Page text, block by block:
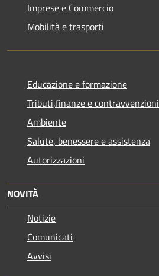
Imprese e Commercio
Mobilità e trasporti
Educazione e formazione
Tributi,finanze e contravvenzioni
Ambiente
Salute, benessere e assistenza
Autorizzazioni
NOVITÀ
Notizie
Comunicati
Avvisi